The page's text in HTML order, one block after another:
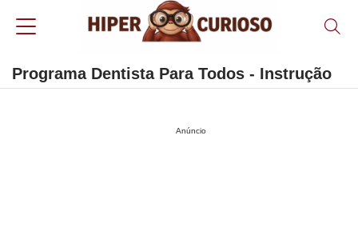
Programa Dentista Para Todos - Instrução
Anúncio